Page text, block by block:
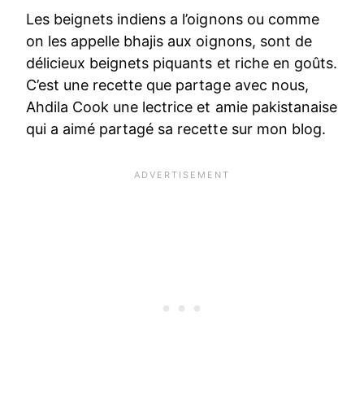
Les beignets indiens a l’oignons ou comme
on les appelle bhajis aux oignons, sont de
délicieux beignets piquants et riche en goûts.
C’est une recette que partage avec nous,
Ahdila Cook une lectrice et amie pakistanaise
qui a aimé partagé sa recette sur mon blog.